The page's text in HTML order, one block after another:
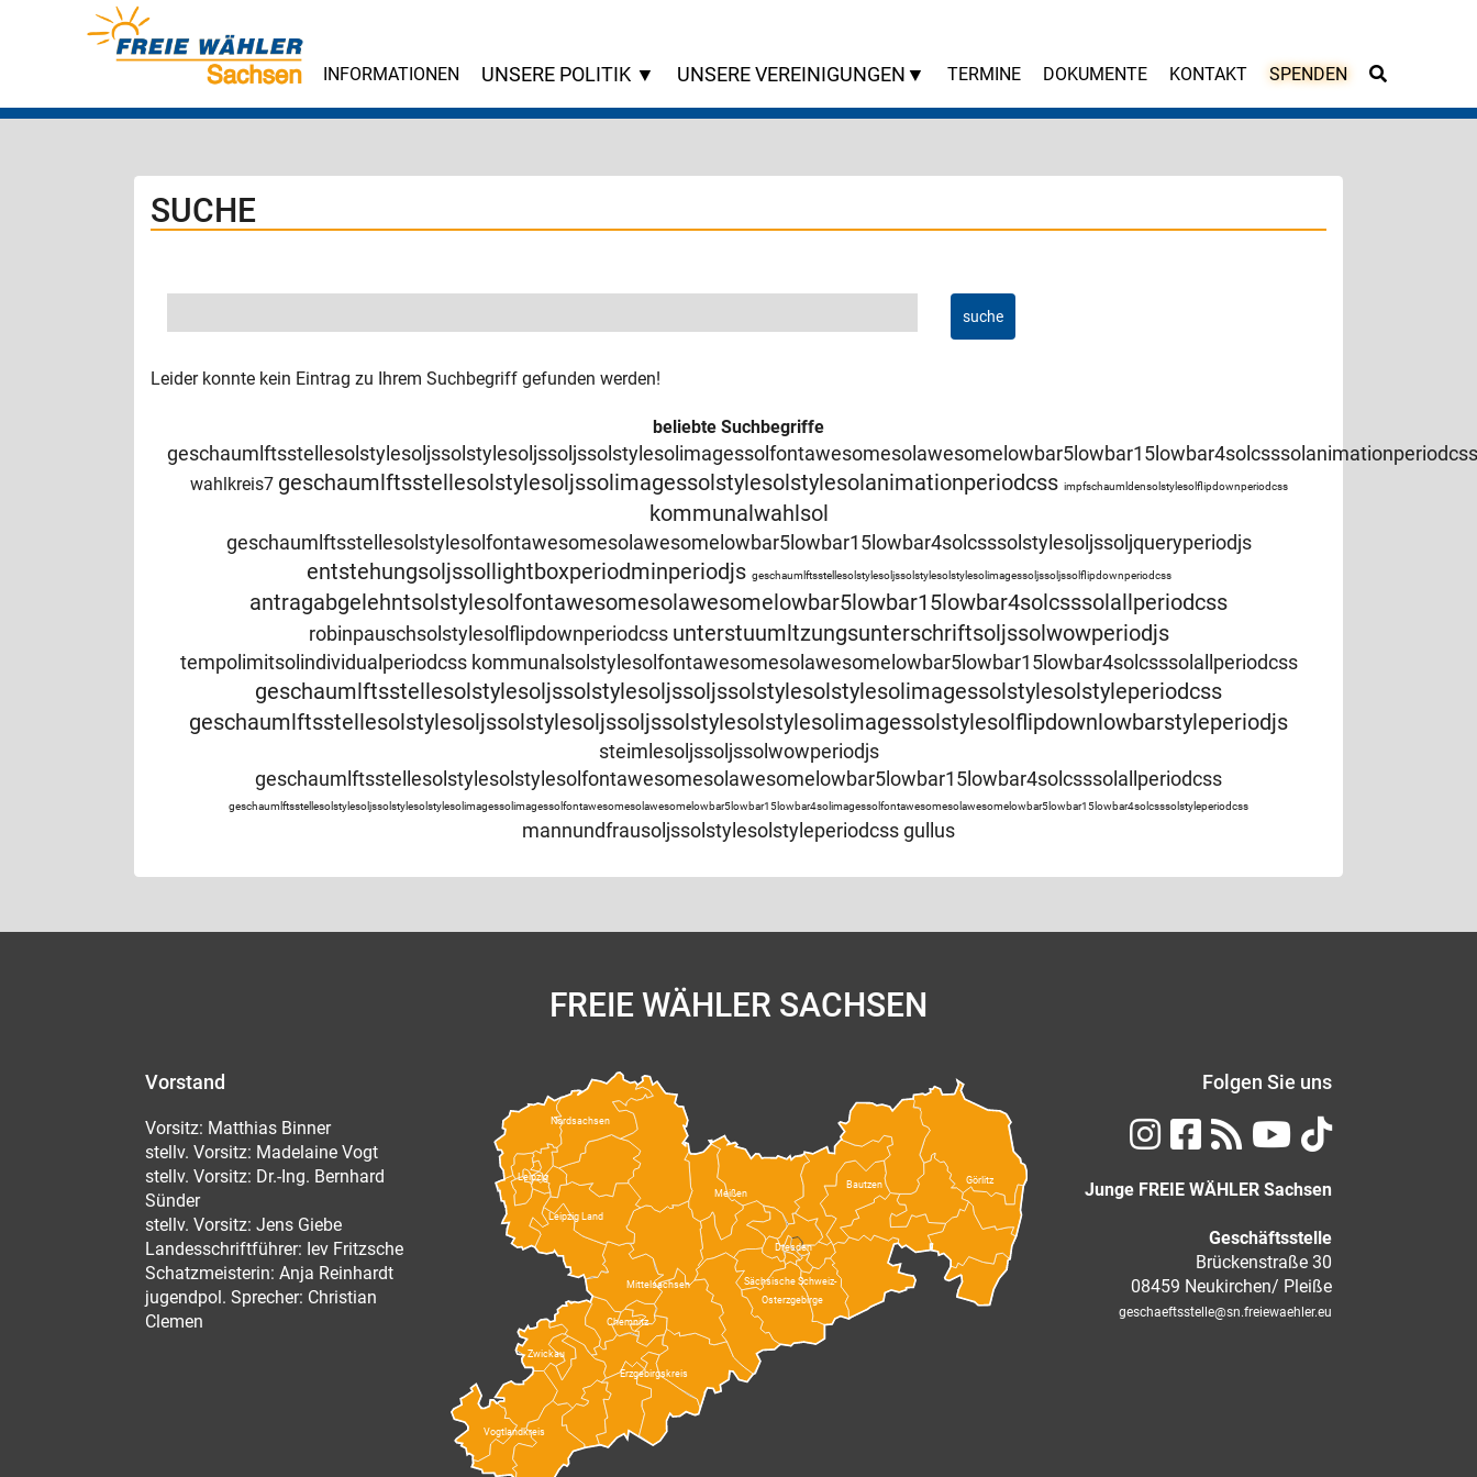
INFORMATIONEN UNSERE POLITIK ▼ UNSERE VEREINIGUNGEN▼ TERMINE DOKUMENTE KONTAKT SPENDEN
SUCHE
Leider konnte kein Eintrag zu Ihrem Suchbegriff gefunden werden!
beliebte Suchbegriffe
geschaumlftsstellesolstylesoljssolstylesoljssoljssolstylesolimagessolfontawesomesolawesomelowbar5lowbar15lowbar4solcsssolanimationperiodcss
wahlkreis7 geschaumlftsstellesolstylesoljssolimagessolstylesolstylesolanimationperiodcss impfschaumldensolstylesolflipdownperiodcss
kommunalwahlsol
geschaumlftsstellesolstylesolfontawesomesolawesomelowbar5lowbar15lowbar4solcsssolstylesoljssoljqueryperiodjs
entstehungsoljssollightboxperiodminperiodjs geschaumlftsstellesolstylesoljssolstylesolstylesolimagessoljssoljssolflipdownperiodcss
antragabgelehntsolstylesolfontawesomesolawesomelowbar5lowbar15lowbar4solcsssolallperiodcss
robinpauschsolstylesolflipdownperiodcss unterstuumltzungsunterschriftsoljssolwowperiodjs
tempolimitsolindividualperiodcss kommunalsolstylesolfontawesomesolawesomelowbar5lowbar15lowbar4solcsssolallperiodcss
geschaumlftsstellesolstylesoljssolstylesoljssoljssolstylesolstylesolimagessolstylesolstyleperiodcss
geschaumlftsstellesolstylesoljssolstylesoljssoljssolstylesolstylesolimagessolstylesolflipdownlowbarstyleperiodjs
steimlesoljssoljssolwowperiodjs
geschaumlftsstellesolstylesolstylesolfontawesomesolawesomelowbar5lowbar15lowbar4solcsssolallperiodcss
geschaumlftsstellesolstylesoljssolstylesolstylesolimagessolimagessolfontawesomesolawesomelowbar5lowbar15lowbar4solimagessolfontawesomesolawesomelowbar5lowbar15lowbar4solcsssolstyleperiodcss
mannundfrausoljssolstylesolstyleperiodcssgullus
FREIE WÄHLER SACHSEN
Vorstand
Vorsitz: Matthias Binner
stellv. Vorsitz: Madelaine Vogt
stellv. Vorsitz: Dr.-Ing. Bernhard
Sünder
stellv. Vorsitz: Jens Giebe
Landesschriftführer: Iev Fritzsche
Schatzmeisterin: Anja Reinhardt
jugendpol. Sprecher: Christian
Clemen
Bautzen Görlitz
Leipzig
Leipzig Land
Meißen
Erzgebirgskreis
Mittelsachsen
Nordsachsen
Osterzgebirge
Sächsische Schweiz-
Vogtlandkreis
Zwickau
Dresden
Chemnitz
Folgen Sie uns
Junge FREIE WÄHLER Sachsen
Geschäftsstelle
Brückenstraße 30
08459 Neukirchen/ Pleiße
geschaeftsstelle@sn.freiewaehler.eu